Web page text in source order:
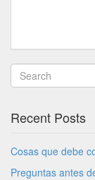
Recent Posts
Cosas que debe
Preguntas antes